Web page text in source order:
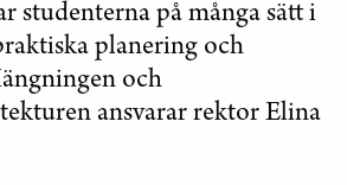
studenterna på många sätt i
planering och
och
ansvarar rektor Elina